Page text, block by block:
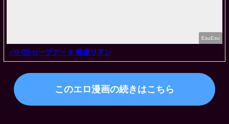
EsuEsu
パパ活セーブデータ 櫛森リアン
このエロ漫画の続きはこちら